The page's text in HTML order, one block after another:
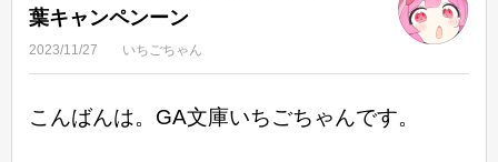
葉キャンペンーン
2023/11/27 いちごちゃん
こんばんは。GA文庫いちごちゃんです。